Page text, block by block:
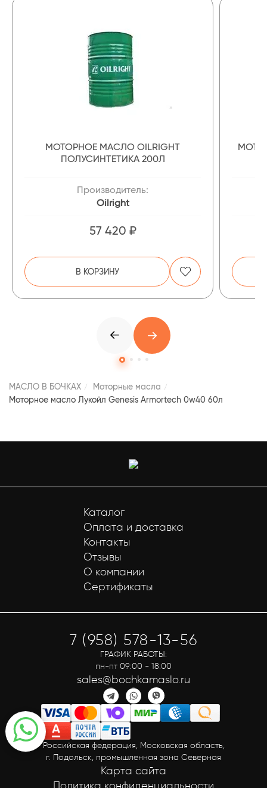
МОТОРНОЕ МАСЛО OILRIGHT
ПОЛУСИНТЕТИКА 200Л
Производитель:
Oilright
57 420 ₽
В КОРЗИНУ
МАСЛО В БОЧКАХ
Моторные масла
Моторное масло Лукойл Genesis Armortech 0w40 60л
Каталог
Оплата и доставка
Контакты
Отзывы
О компании
Сертификаты
Российская федерация, Московская область,
г. Подольск, промышленная зона Северная
Карта сайта
7 (958) 578-13-56
ГРАФИК РАБОТЫ:
пн-пт 09:00 - 18:00
sales@bochkamaslo.ru